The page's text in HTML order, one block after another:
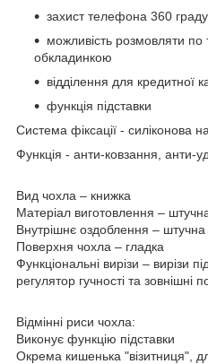
захист телефона 360
можливість розмовляти
обкладинкою
відділення для кредитної
функція підставки
Система фіксації - силіконова
Функція - анти-ковзання, анти-
Вид чохла – книжка
Матеріал виготовлення –
Внутрішнє оздоблення – штучна
Поверхня чохла – гладка
Функціональні вирізи – вирізи
регулятор гучності та зовнішні
Відмінні риси чохла:
Виконує функцію підставки
Окрема кишенька "візитниця",